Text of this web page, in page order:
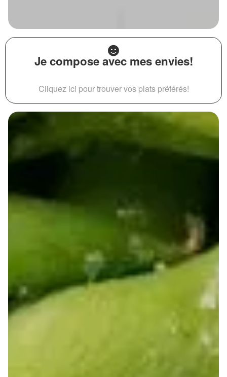
Je compose avec mes envies!
Cliquez ici pour trouver vos plats préférés!